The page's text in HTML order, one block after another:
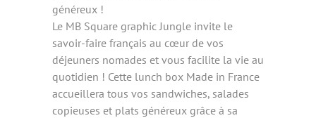
généreux !
Le MB Square graphic Jungle invite le
savoir-faire français au cœur de vos
déjeuners nomades et vous facilite la vie au
quotidien ! Cette lunch box Made in France
accueillera tous vos sandwiches, salades
copieuses et plats généreux grâce à sa